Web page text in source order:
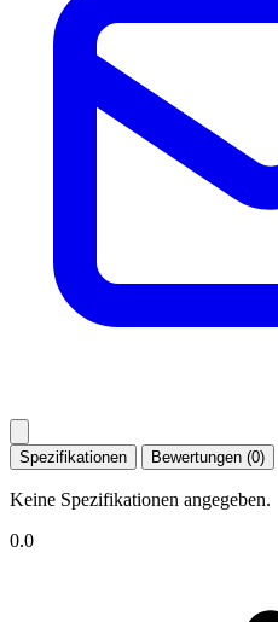
Spezifikationen Bewertungen (0)
Keine Spezifikationen angegeben.
0.0